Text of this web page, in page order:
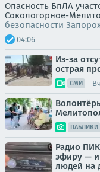
Опасность БпЛА
Сокологорное-
безопасности
04:06
Из-за
острая
СМИ
ПАБЛИКИ
Радио
эфиру — и
людей на